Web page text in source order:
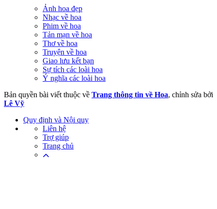
Ảnh hoa đẹp
Nhạc về hoa
Phim về hoa
Tản mạn về hoa
Thơ về hoa
Truyện về hoa
Giao lưu kết bạn
Sự tích các loài hoa
Ý nghĩa các loài hoa
Bản quyền bài viết thuộc về Trang thông tin về Hoa, chỉnh sửa bởi
Lê Vỹ
Quy định và Nội quy
Liên hệ
Trợ giúp
Trang chủ